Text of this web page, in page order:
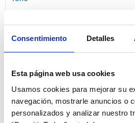
Consentimiento Detalles
Esta página web usa cookies
Usamos cookies para mejorar su
navegación, mostrarle anuncios o
personalizados y analizar nuestro
Switch Joy 1 Day Toric Clariti 1
Switch Premier
Multifocal
Biofinity
Switch Premier
Biofinity